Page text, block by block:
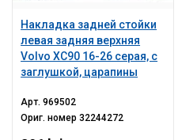
Накладка задней стойки
левая задняя верхняя
Volvo XC90 16-26 серая, с
заглушкой, царапины
Арт.969502
Ориг. номер32244272